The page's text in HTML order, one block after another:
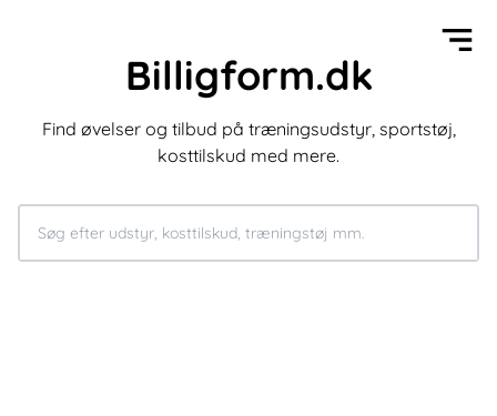
Billigform.dk
Find øvelser og tilbud på træningsudstyr, sportstøj,
kosttilskud med mere.